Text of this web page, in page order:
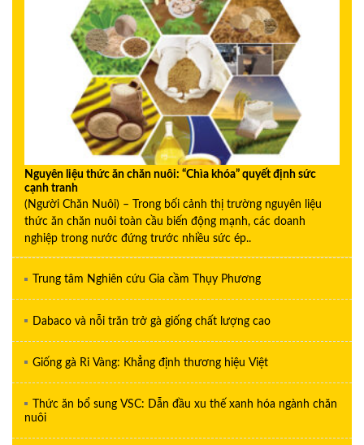
Nguyên liệu thức ăn chăn nuôi: “Chìa khóa” quyết định sức
cạnh tranh
(Người Chăn Nuôi) – Trong bối cảnh thị trường nguyên liệu
thức ăn chăn nuôi toàn cầu biến động mạnh, các doanh
nghiệp trong nước đứng trước nhiều sức ép..
Trung tâm Nghiên cứu Gia cầm Thụy Phương
Dabaco và nỗi trăn trở gà giống chất lượng cao
Giống gà Ri Vàng: Khẳng định thương hiệu Việt
Thức ăn bổ sung VSC: Dẫn đầu xu thế xanh hóa ngành chăn
nuôi